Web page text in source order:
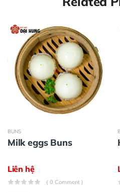
BUNS
Milk eggs Buns
Liên hệ
( 0 Comment )